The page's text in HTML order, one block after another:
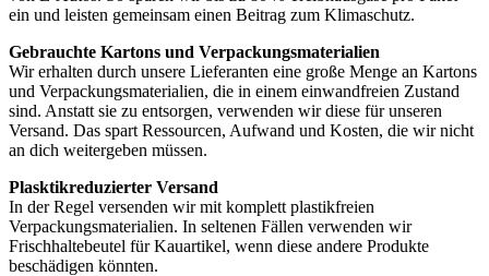
ein und leisten gemeinsam einen Beitrag zum Klimaschutz.
Gebrauchte Kartons und Verpackungsmaterialien
Wir erhalten durch unsere Lieferanten eine große Menge an Kartons
und Verpackungsmaterialien, die in einem einwandfreien Zustand
sind. Anstatt sie zu entsorgen, verwenden wir diese für unseren
Versand. Das spart Ressourcen, Aufwand und Kosten, die wir nicht
an dich weitergeben müssen.
Plasktikreduzierter Versand
In der Regel versenden wir mit komplett plastikfreien
Verpackungsmaterialien. In seltenen Fällen verwenden wir
Frischhaltebeutel für Kauartikel, wenn diese andere Produkte
beschädigen könnten.